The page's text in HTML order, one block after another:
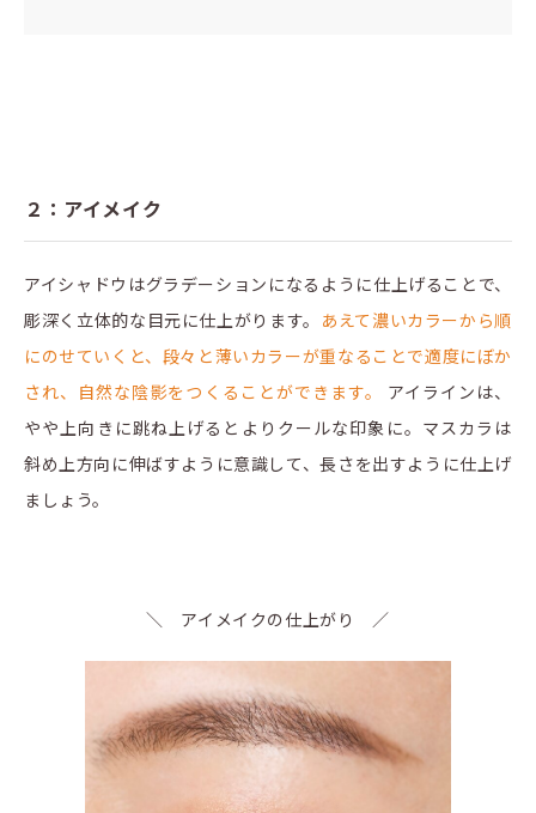
２：アイメイク
アイシャドウはグラデーションになるように仕上げることで、
彫深く立体的な目元に仕上がります。 あえて濃いカラーから順
にのせていくと、段々と薄いカラーが重なることで適度にぼか
され、自然な陰影をつくることができます。
アイラインは、
やや上向きに跳ね上げるとよりクールな印象に。マスカラは
斜め上方向に伸ばすように意識して、長さを出すように仕上げ
ましょう。
＼ アイメイクの仕上がり ／